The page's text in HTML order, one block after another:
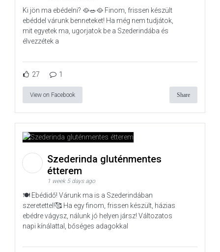
Ki jön ma ebédelni? 🥘🥗🥘 Finom, frissen készült
ebéddel várunk benneteket! Ha még nem tudjátok,
mit egyetek ma, ugorjatok be a Szederindába és
élvezzétek a
27 1
View on Facebook Share
Szederinda gluténmentes
étterem
1 week 5 days ago
🍽️ Ebédidő! Várunk ma is a Szederindában
szeretettel!🥰 Ha egy finom, frissen készült, házias
ebédre vágysz, nálunk jó helyen jársz! Változatos
napi kínálattal, bőséges adagokkal